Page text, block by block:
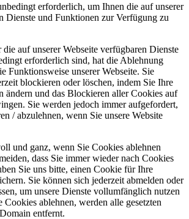
erforderlich, um Ihnen die auf unserer
Dienste und Funktionen zur Verfügung zu
auf unserer Webseite verfügbaren Dienste
erforderlich sind, hat die Ablehnung
Funktionsweise unserer Webseite. Sie
blockieren oder löschen, indem Sie Ihre
ändern und das Blockieren aller Cookies auf
Sie werden jedoch immer aufgefordert,
/ abzulehnen, wenn Sie unsere Website
und ganz, wenn Sie Cookies ablehnen
dass Sie immer wieder nach Cookies
Sie uns bitte, einen Cookie für Ihre
Sie können sich jederzeit abmelden oder
um unsere Dienste vollumfänglich nutzen
Cookies ablehnen, werden alle gesetzten
entfernt.